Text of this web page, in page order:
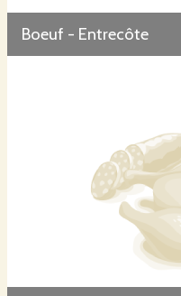
Boeuf - Entrecôte